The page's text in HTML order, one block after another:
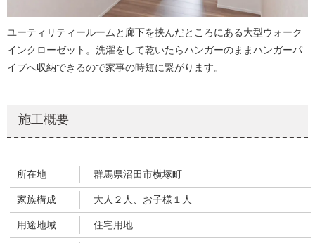
ユーティリティールームと廊下を挟んだところにある大型ウォーク
インクローゼット。洗濯をして乾いたらハンガーのままハンガーパ
イプへ収納できるので家事の時短に繋がります。
施工概要
所在地 群馬県沼田市横塚町
家族構成 大人２人、お子様１人
用途地域 住宅用地